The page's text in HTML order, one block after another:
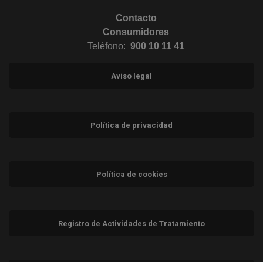
Contacto
Consumidores
Teléfono: 900 10 11 41
Aviso legal
Política de privacidad
Política de cookies
Registro de Actividades de Tratamiento